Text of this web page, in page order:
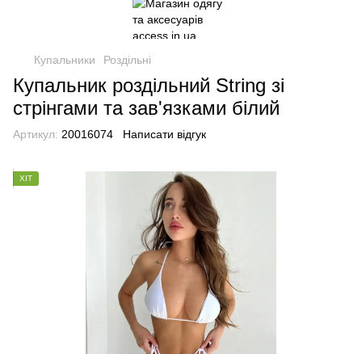
Купальники Роздільні
Купальник роздільний String зі
стрінгами та зав'язками білий
Артикул: 20016074 Написати відгук
ХІТ